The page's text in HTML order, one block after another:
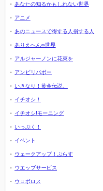
あなたの知るかもしれない世界
アニメ
あのニュースで得する人損する人
ありえへん∞世界
アルジャーノンに花束を
アンビリバボー
いきなり！黄金伝説。
イチオシ！
イチオシ!モーニング
いっぷく！
イベント
ウェークアップ！ぷらす
ウエッブサービス
ウロボロス